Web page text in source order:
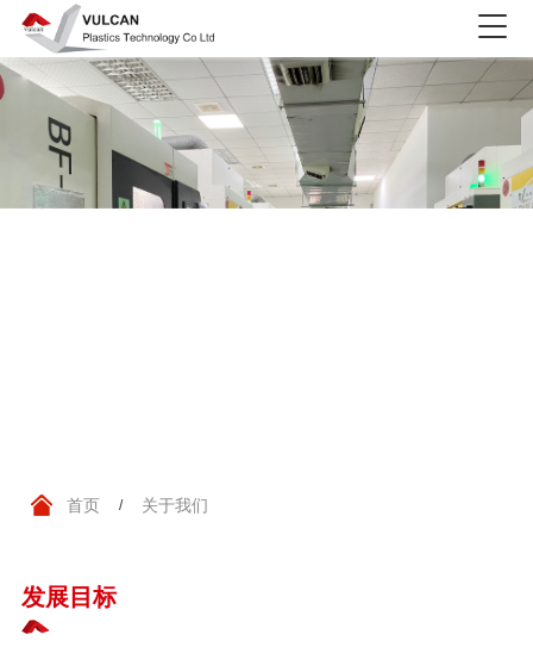
首页 / 关于我们
发展目标